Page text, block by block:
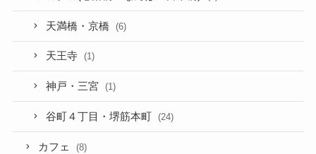
天満橋・京橋 (6)
天王寺 (1)
神戸・三宮 (1)
谷町４丁目・堺筋本町 (24)
カフェ (8)